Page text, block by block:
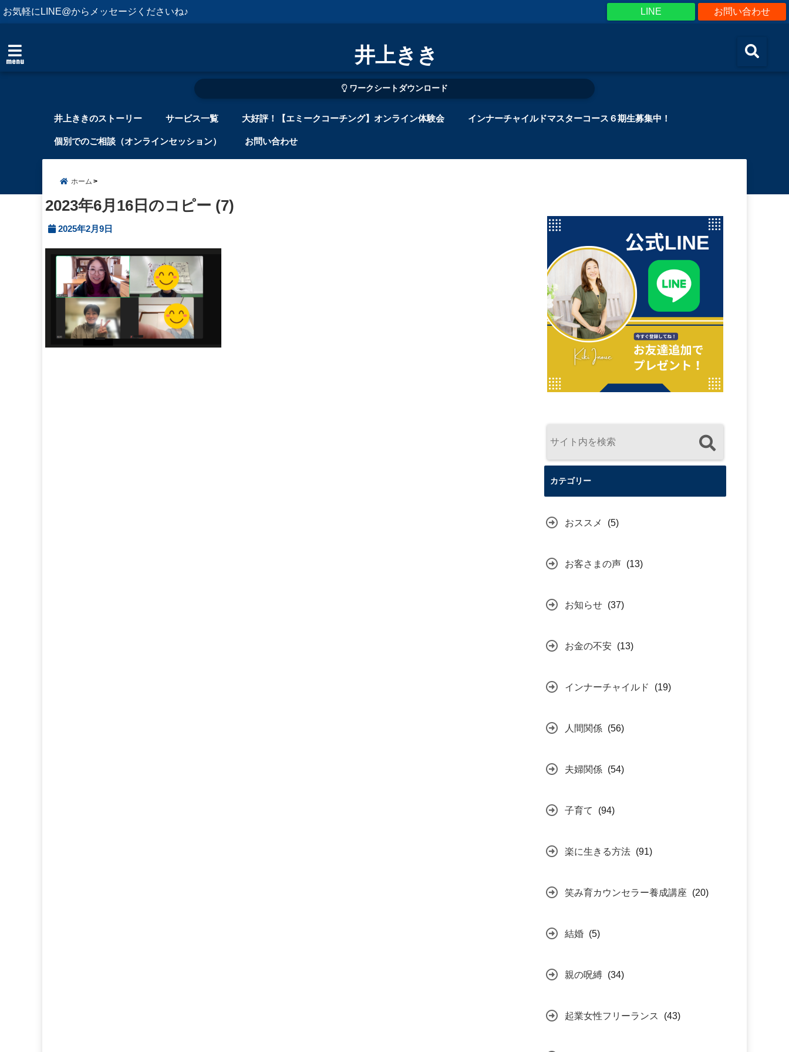
お気軽にLINE@からメッセージくださいね♪ お問い合わせ
LINE
menu 井上きき
ワークシートダウンロード
井上ききのストーリー サービス一覧 大好評！【エミークコーチング】オンライン体験会 インナーチャイルドマスターコース６期生募集中！
個別でのご相談（オンラインセッション） お問い合わせ
ホーム
2023年6月16日のコピー (7)
2025年2月9日
カテゴリー
おススメ (5)
お客さまの声 (13)
お知らせ (37)
お金の不安 (13)
インナーチャイルド (19)
人間関係 (56)
夫婦関係 (54)
子育て (94)
楽に生きる方法 (91)
笑み育カウンセラー養成講座 (20)
結婚 (5)
親の呪縛 (34)
起業女性フリーランス (43)